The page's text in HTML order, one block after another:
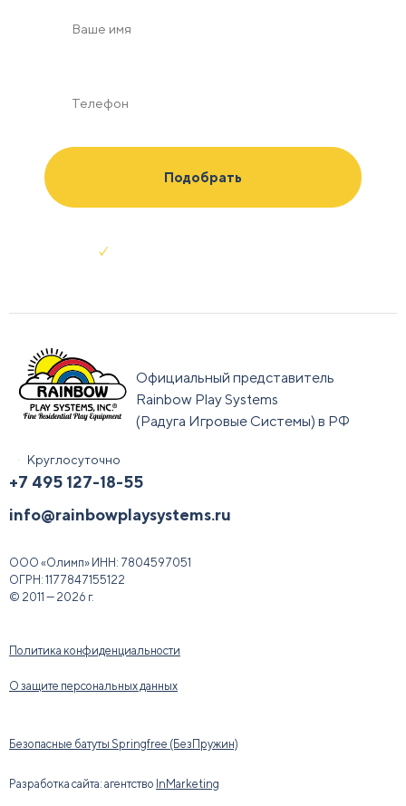
Официальный представитель
Rainbow Play Systems
(Радуга Игровые Системы) в РФ
Круглосуточно
+7 495 127-18-55
info@rainbowplaysystems.ru
ООО «Олимп» ИНН: 7804597051
ОГРН: 1177847155122
© 2011 — 2026 г.
Политика конфиденциальности
О защите персональных данных
Безопасные батуты Springfree (БезПружин)
Разработка сайта: агентство InMarketing